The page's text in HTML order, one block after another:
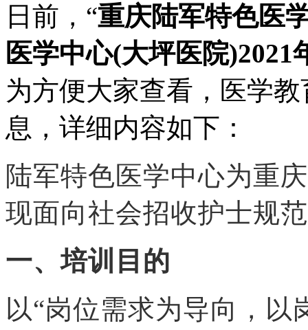
日前，“重庆陆军特色医
医学中心(大坪医院
为方便大家查看，医学
息，详细内容如下：
陆军特色医学中心为重
现面向社会招收护士规
一、培训目的
以“岗位需求为导向，以